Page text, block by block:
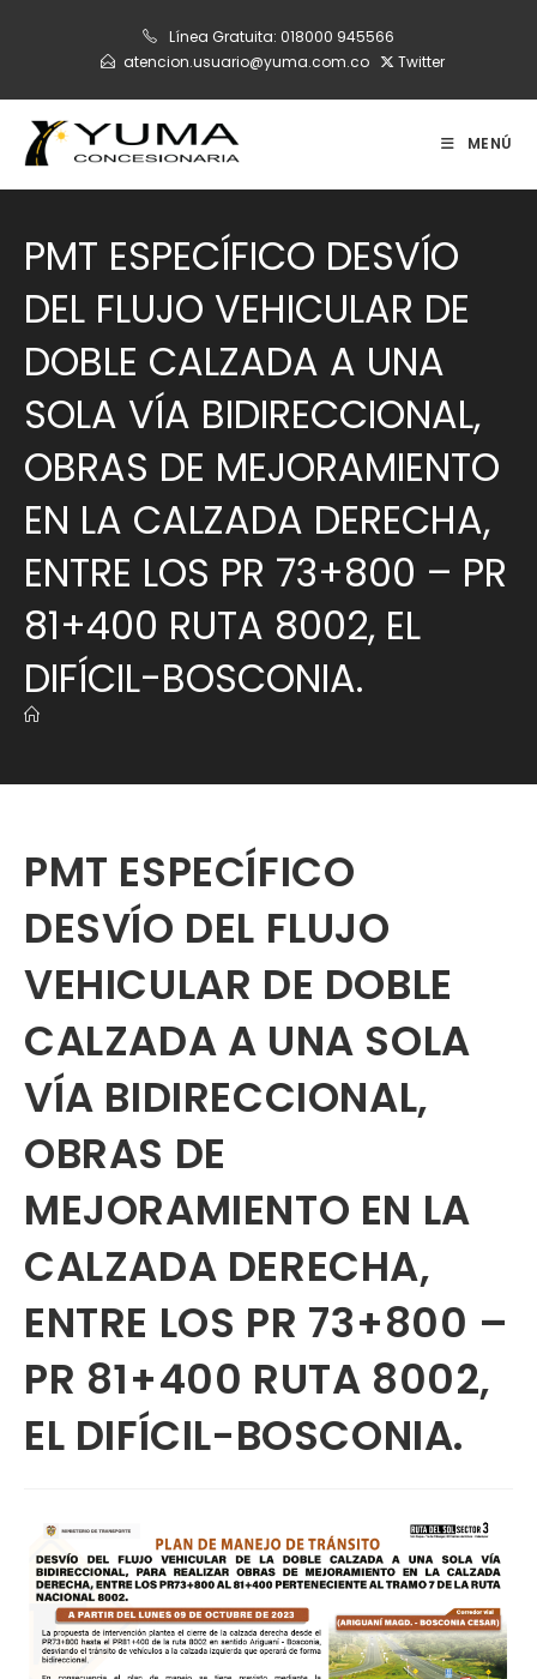
Línea Gratuita: 018000 945566
atencion.usuario@yuma.com.co
Twitter
MENÚ
PMT ESPECÍFICO DESVÍO
DEL FLUJO VEHICULAR DE
DOBLE CALZADA A UNA
SOLA VÍA BIDIRECCIONAL,
OBRAS DE MEJORAMIENTO
EN LA CALZADA DERECHA,
ENTRE LOS PR 73+800 – PR
81+400 RUTA 8002, EL
DIFÍCIL-BOSCONIA.
PMT ESPECÍFICO
DESVÍO DEL FLUJO
VEHICULAR DE DOBLE
CALZADA A UNA SOLA
VÍA BIDIRECCIONAL,
OBRAS DE
MEJORAMIENTO EN LA
CALZADA DERECHA,
ENTRE LOS PR 73+800 –
PR 81+400 RUTA 8002,
EL DIFÍCIL-BOSCONIA.